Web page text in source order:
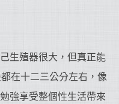
生殖器很大，但真正能
在十二三公分左右，像
強享受整個性生活帶來